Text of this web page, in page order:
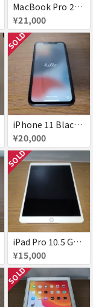
MacBook Pro 2017 15インチ i7 2.8GHz SSD256GB RAM16GB
¥21,000
SOLD
iPhone 11 Black 64GB SoftBank
¥20,000
SOLD
iPad Pro 10.5 Gold 256GB Wi-Fi 画面表示不良
¥15,000
SOLD